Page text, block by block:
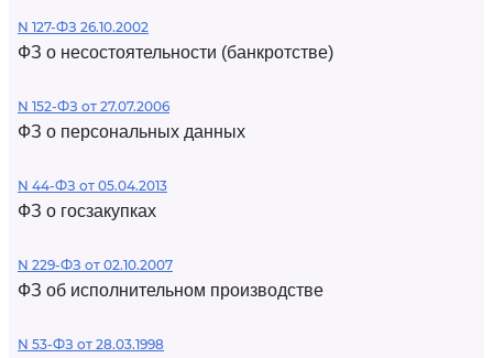
N 127-ФЗ 26.10.2002
ФЗ о несостоятельности (банкротстве)
N 152-ФЗ от 27.07.2006
ФЗ о персональных данных
N 44-ФЗ от 05.04.2013
ФЗ о госзакупках
N 229-ФЗ от 02.10.2007
ФЗ об исполнительном производстве
N 53-ФЗ от 28.03.1998